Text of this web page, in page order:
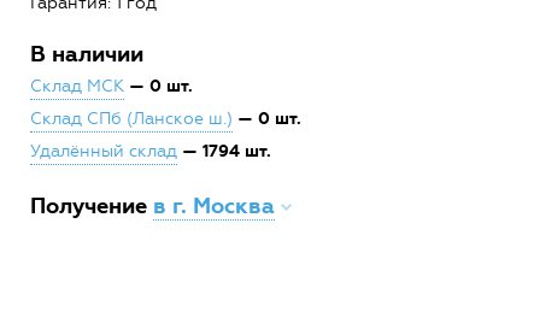
В наличии
Склад МСК — 0 шт.
Склад СПб (Ланское ш.) — 0 шт.
Удалённый склад — 1794 шт.
Получение в г. Москва